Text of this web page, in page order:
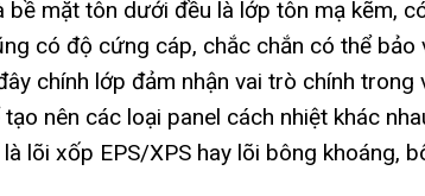
bề mặt tôn dưới đều là lớp tôn mạ kẽm,
có độ cứng cáp, chắc chắn có thể
chính lớp đảm nhận vai trò chính
nên các loại panel cách nhiệt khác
lõi xốp EPS/XPS hay lõi bông khoáng,